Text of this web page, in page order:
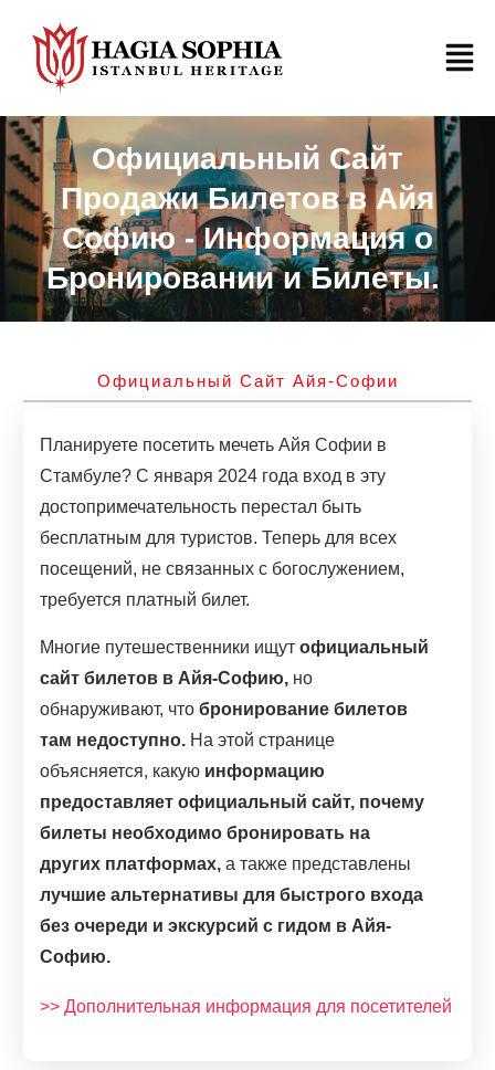
Официальный Сайт
Продажи Билетов в Айя
Софию - Информация о
Бронировании и Билеты.
Официальный Сайт Айя-Софии
Планируете посетить мечеть Айя Софии в
Стамбуле? С января 2024 года вход в эту
достопримечательность перестал быть
бесплатным для туристов. Теперь для всех
посещений, не связанных с богослужением,
требуется платный билет.
Многие путешественники ищут официальный
сайт билетов в Айя-Софию, но
обнаруживают, что бронирование билетов
там недоступно. На этой странице
объясняется, какую информацию
предоставляет официальный сайт, почему
билеты необходимо бронировать на
других платформах, а также представлены
лучшие альтернативы для быстрого входа
без очереди и экскурсий с гидом в Айя-
Софию.
>> Дополнительная информация для посетителей